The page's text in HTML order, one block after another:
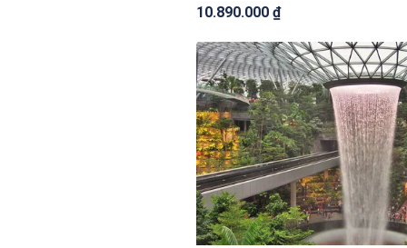
10.890.000 ₫